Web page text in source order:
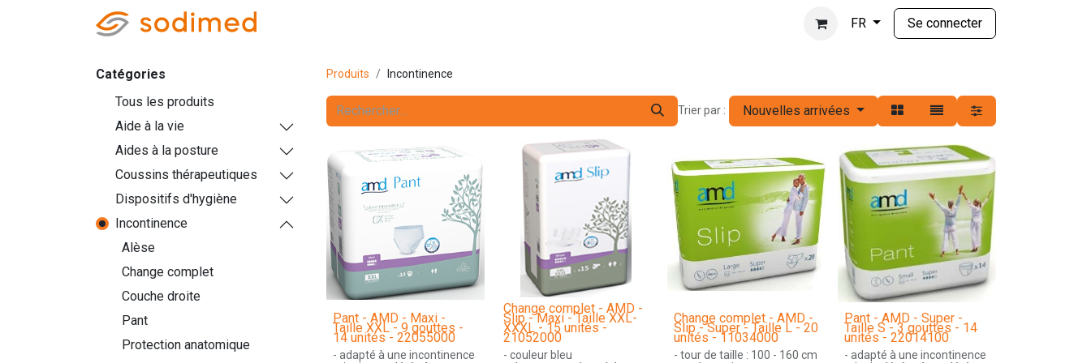
FR Se connecter
Catégories
Tous les produits
Aide à la vie
Aides à la posture
Coussins thérapeutiques
Dispositifs d'hygiène
Incontinence
Alèse
Change complet
Couche droite
Pant
Protection anatomique
Produits Incontinence
Trier par : Nouvelles arrivées
Pant - AMD - Maxi -
Taille XXL - 9 gouttes -
14 unités - 22055000
- adapté à une incontinence
Change complet - AMD -
Slip - Maxi - Taille XXL-
XXXL - 15 unités -
21052000
- couleur bleu
Change complet - AMD -
Slip - Super - Taille L - 20
unités - 11034000
- tour de taille : 100 - 160 cm
Pant - AMD - Super -
Taille S - 3 gouttes - 14
unités - 22014100
- adapté à une incontinence